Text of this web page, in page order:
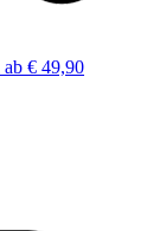
ab € 49,90